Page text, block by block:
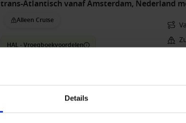
Details
trans-Atlantisch vanaf Amsterdam, Nederland
Alleen Cruise
HAL - Vroegboekvoordelen